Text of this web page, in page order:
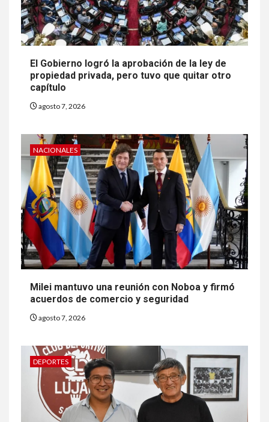
El Gobierno logró la aprobación de la ley de
propiedad privada, pero tuvo que quitar otro
capítulo
agosto 7, 2026
NACIONALES
Milei mantuvo una reunión con Noboa y firmó
acuerdos de comercio y seguridad
agosto 7, 2026
DEPORTES